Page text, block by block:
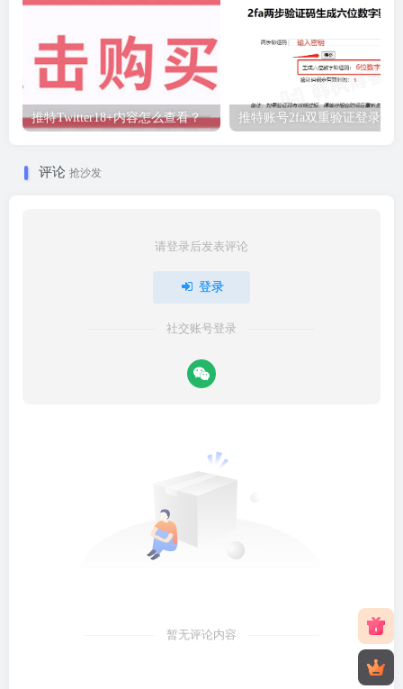
推特Twitter18+内容怎么查看？ 推特账号2fa双重验证登录教
评论 抢沙发
请登录后发表评论
登录
社交账号登录
暂无评论内容